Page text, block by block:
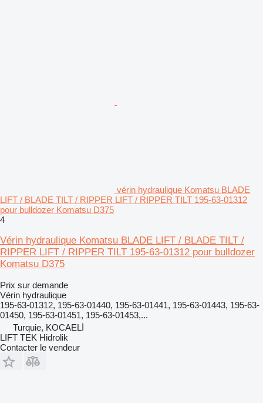
vérin hydraulique Komatsu BLADE
LIFT / BLADE TILT / RIPPER LIFT / RIPPER TILT 195-63-01312
pour bulldozer Komatsu D375
4
Vérin hydraulique Komatsu BLADE LIFT / BLADE TILT /
RIPPER LIFT / RIPPER TILT 195-63-01312 pour bulldozer
Komatsu D375
Prix sur demande
Vérin hydraulique
195-63-01312, 195-63-01440, 195-63-01441, 195-63-01443, 195-63-
01450, 195-63-01451, 195-63-01453,...
Turquie, KOCAELİ
LIFT TEK Hidrolik
Contacter le vendeur